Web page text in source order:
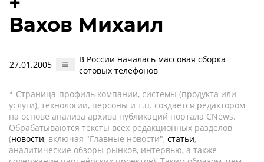
Вахов Михаил
27.01.2005
В России началась массовая сборка
сотовых телефонов
* Страница-профиль компании, системы (продукта или
услуги), технологии, персоны и т.п. создается редактором
на основе анализа архива публикаций портала CNews.
Обрабатываются тексты всех редакционных разделов
(новости, включая "Главные новости", статьи,
аналитические обзоры рынков, интервью, а также